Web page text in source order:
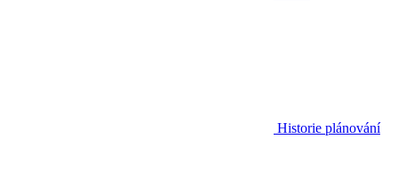
Historie plánování